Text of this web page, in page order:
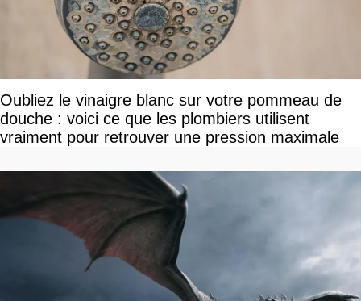
Oubliez le vinaigre blanc sur votre pommeau de
douche : voici ce que les plombiers utilisent
vraiment pour retrouver une pression maximale